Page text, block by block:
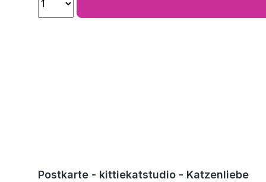
Postkarte - kittiekatstudio - Katzenliebe